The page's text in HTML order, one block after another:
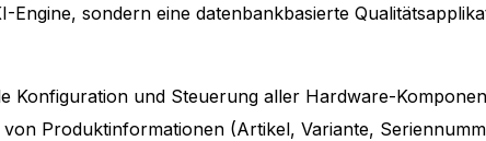
Engine, sondern eine datenbankbasierte
Konfiguration und Steuerung aller Hardware-
Produktinformationen (Artikel, Variante,